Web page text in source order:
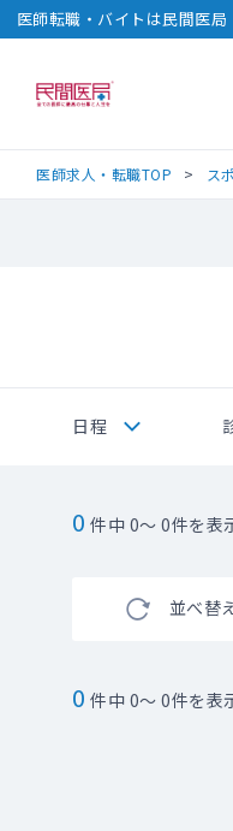
医師転職・バイトは民間医局
医師求人・転職TOP ス
日程
0 件中 0～ 0件を表
並べ替
0 件中 0～ 0件を表